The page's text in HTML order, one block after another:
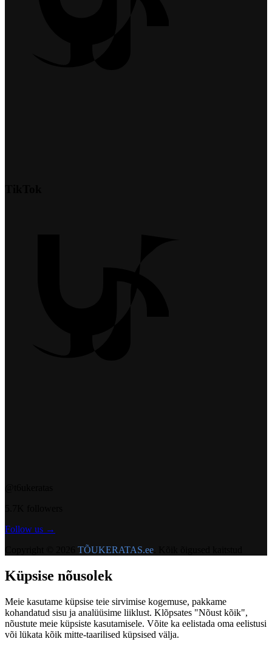
Follow us →
TÕUKERATAS.ee
Küpsise nõusolek
Meie kasutame küpsise teie sirvimise kogemuse, pakkame
kohandatud sisu ja analüüsime liiklust. Klõpsates "Nõust kõik",
nõustute meie küpsiste kasutamisele. Võite ka eelistada oma eelistusi
või lükata kõik mitte-taarilised küpsised välja.